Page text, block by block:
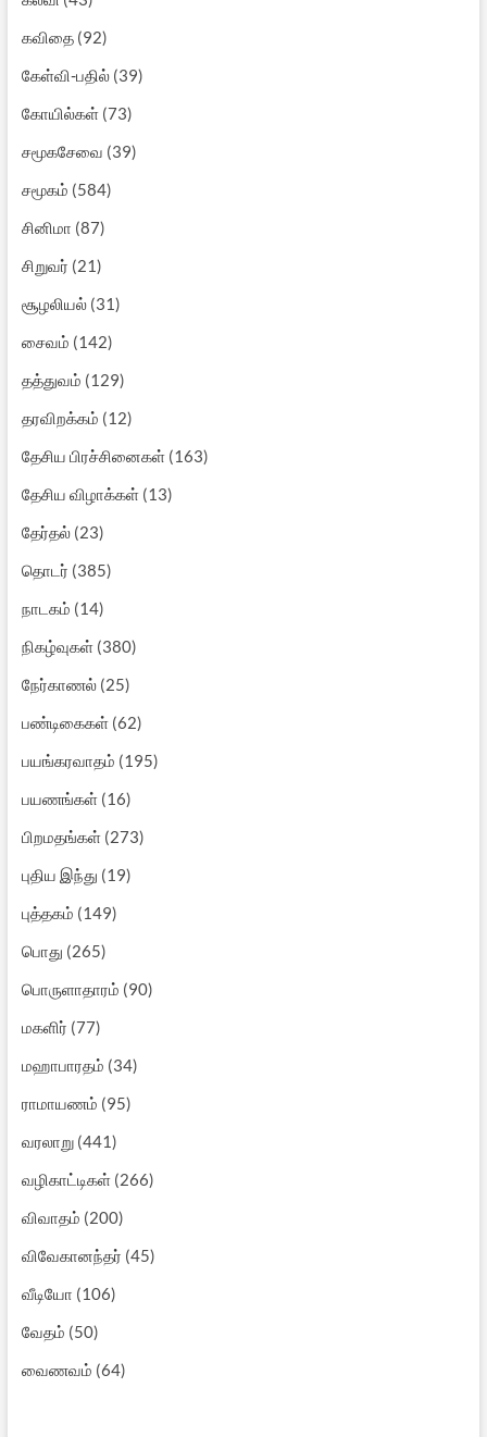
கவிதை(92)
கேள்வி-பதில்(39)
கோயில்கள்(73)
சமூகசேவை (39)
சமூகம் (584)
சினிமா (87)
சிறுவர் (21)
சூழலியல்(31)
சைவம் (142)
தத்துவம் (129)
தரவிறக்கம் (12)
தேசிய பிரச்சினைகள்(163)
தேசிய விழாக்கள்(13)
தேர்தல்(23)
தொடர் (385)
நாடகம் (14)
நிகழ்வுகள்(380)
நேர்காணல்(25)
பண்டிகைகள்(62)
பயங்கரவாதம் (195)
பயணங்கள்(16)
பிறமதங்கள்(273)
புதிய இந்து (19)
புத்தகம் (149)
பொது (265)
பொருளாதாரம் (90)
மகளிர் (77)
மஹாபாரதம் (34)
ராமாயணம் (95)
வரலாறு(441)
வழிகாட்டிகள்(266)
விவாதம் (200)
விவேகானந்தர் (45)
வீடியோ (106)
வேதம் (50)
வைணவம் (64)